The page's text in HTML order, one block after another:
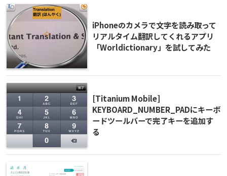
iPhoneのカメラで文字を読み取って
リアルタイム翻訳してくれるアプリ
「Worldictionary」を試してみた
[Titanium Mobile]
KEYBOARD_NUMBER_PADにキーボ
ードツールバーで完了キーを追加す
る